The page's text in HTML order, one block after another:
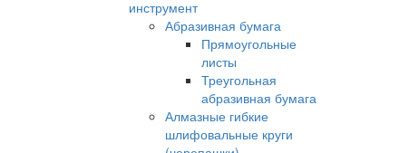
инструмент
Абразивная бумага
Прямоугольные
листы
Треугольная
абразивная бумага
Алмазные гибкие
шлифовальные круги